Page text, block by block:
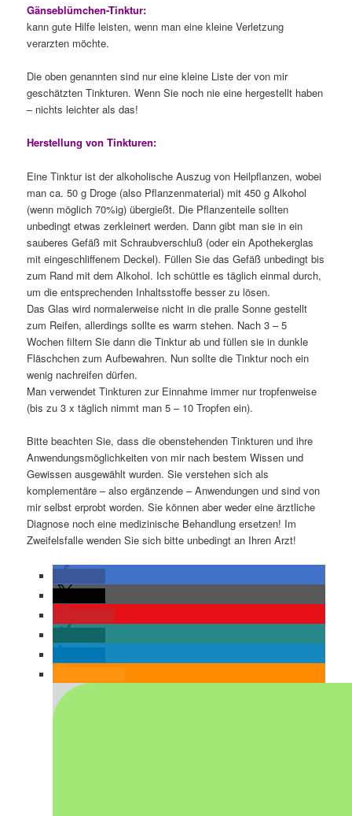
Gänseblümchen-Tinktur:
kann gute Hilfe leisten, wenn man eine kleine Verletzung
verarzten möchte.
Die oben genannten sind nur eine kleine Liste der von mir
geschätzten Tinkturen. Wenn Sie noch nie eine hergestellt haben
– nichts leichter als das!
Herstellung von Tinkturen:
Eine Tinktur ist der alkoholische Auszug von Heilpflanzen, wobei
man ca. 50 g Droge (also Pflanzenmaterial) mit 450 g Alkohol
(wenn möglich 70%ig) übergießt. Die Pflanzenteile sollten
unbedingt etwas zerkleinert werden. Dann gibt man sie in ein
sauberes Gefäß mit Schraubverschluß (oder ein Apothekerglas
mit eingeschliffenem Deckel). Füllen Sie das Gefäß unbedingt bis
zum Rand mit dem Alkohol. Ich schüttle es täglich einmal durch,
um die entsprechenden Inhaltsstoffe besser zu lösen.
Das Glas wird normalerweise nicht in die pralle Sonne gestellt
zum Reifen, allerdings sollte es warm stehen. Nach 3 – 5
Wochen filtern Sie dann die Tinktur ab und füllen sie in dunkle
Fläschchen zum Aufbewahren. Nun sollte die Tinktur noch ein
wenig nachreifen dürfen.
Man verwendet Tinkturen zur Einnahme immer nur tropfenweise
(bis zu 3 x täglich nimmt man 5 – 10 Tropfen ein).
Bitte beachten Sie, dass die obenstehenden Tinkturen und ihre
Anwendungsmöglichkeiten von mir nach bestem Wissen und
Gewissen ausgewählt wurden. Sie verstehen sich als
komplementäre – also ergänzende – Anwendungen und sind von
mir selbst erprobt worden. Sie können aber weder eine ärztliche
Diagnose noch eine medizinische Behandlung ersetzen! Im
Zweifelsfalle wenden Sie sich bitte unbedingt an Ihren Arzt!